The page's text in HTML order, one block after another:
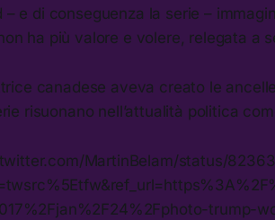
– e di conseguenza la serie –
ha più valore e volere, relegata a
canadese aveva creato le
risuonano nell’attualità politica
MartinBelam/status/
trump-